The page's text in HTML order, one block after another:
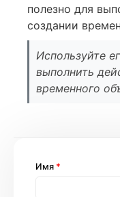
полезно для
создании
Используйте
выполнить
временного
Имя *